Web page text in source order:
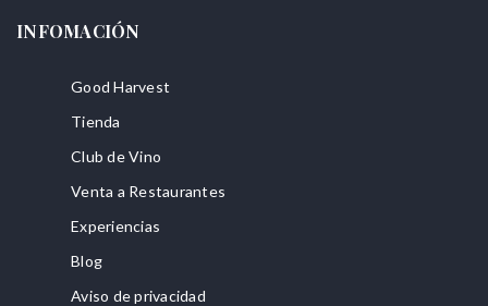
INFOMACIÓN
Good Harvest
Tienda
Club de Vino
Venta a Restaurantes
Experiencias
Blog
Aviso de privacidad